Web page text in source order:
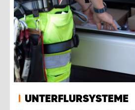
UNTERFLURSYSTEME